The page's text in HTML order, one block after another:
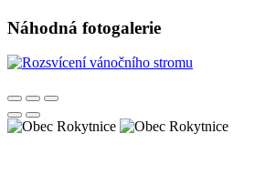
Náhodná fotogalerie